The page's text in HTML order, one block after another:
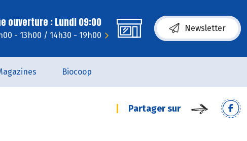
ouverture : Lundi 09:00
- 13h00 / 14h30 - 19h00
Newsletter
Biocoop
Partager sur